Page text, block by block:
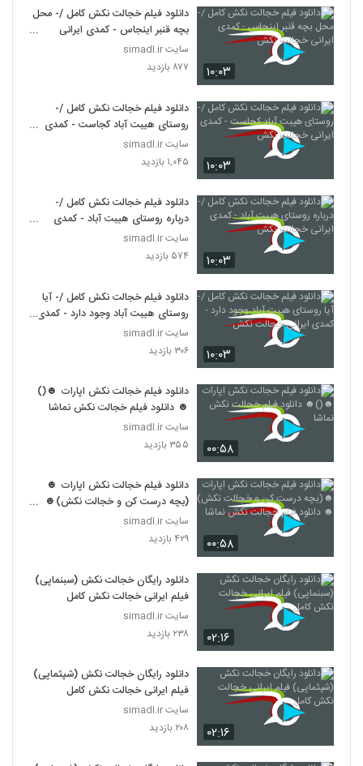
۱۰:۰۳
دانلود فیلم خجالت نکش کامل /- محل
بچه قنبر اینجاس - کمدی ایرانی
خجالت نکش
سایت simadl.ir
۸۷۷ بازدید
۱۰:۰۳
دانلود فیلم خجالت نکش کامل /-
روستای هیبت آباد کجاست - کمدی
ایرانی خجالت نکش
سایت simadl.ir
۱,۰۴۵ بازدید
۱۰:۰۳
دانلود فیلم خجالت نکش کامل /-
درباره روستای هیبت آباد - کمدی
ایرانی خجالت نکش
سایت simadl.ir
۵۷۴ بازدید
۱۰:۰۳
دانلود فیلم خجالت نکش کامل /- آیا
روستای هیبت آباد وجود دارد - کمدی
ایرانی خجالت نکش
سایت simadl.ir
۳۰۶ بازدید
۰۰:۵۸
دانلود فیلم خجالت نکش اپارات ☻()
☻ دانلود فیلم خجالت نکش نماشا
سایت simadl.ir
۳۵۵ بازدید
۰۰:۵۸
دانلود فیلم خجالت نکش اپارات ☻
(بچه درست کن و خجالت نکش)☻
دانلود فیلم خجالت نکش نماشا
سایت simadl.ir
۴۲۹ بازدید
۰۲:۱۶
دانلود رایگان خجالت نکش (سبنماپی)
فیلم ایرانی خجالت نکش کامل
سایت simadl.ir
۲۳۸ بازدید
۰۲:۱۶
دانلود رایگان خجالت نکش (شپثماپی)
فیلم ایرانی خجالت نکش کامل
سایت simadl.ir
۲۰۸ بازدید